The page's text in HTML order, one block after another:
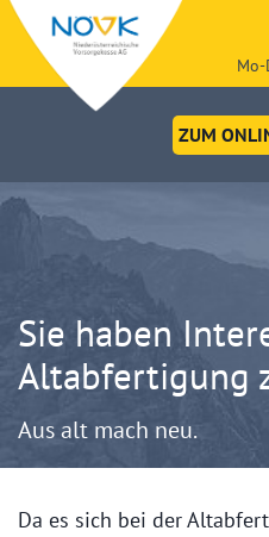
ZUM
Sie haben
Altabfertigung
Aus alt mach neu.
Da es sich bei der